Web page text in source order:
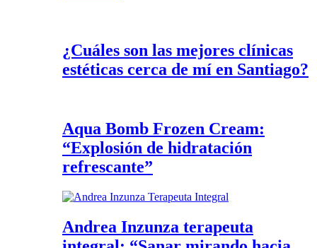
¿Cuáles son las mejores clínicas
estéticas cerca de mí en Santiago?
Aqua Bomb Frozen Cream:
“Explosión de hidratación
refrescante”
Andrea Inzunza terapeuta